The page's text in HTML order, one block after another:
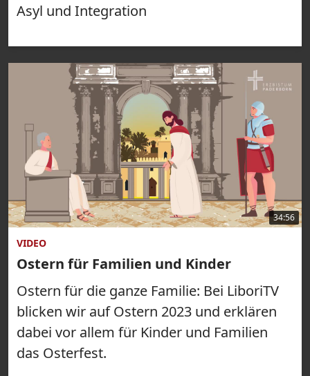
Asyl und Integration
34:56
VIDEO
Ostern für Familien und Kinder
Ostern für die ganze Familie: Bei LiboriTV
blicken wir auf Ostern 2023 und erklären
dabei vor allem für Kinder und Familien
das Osterfest.